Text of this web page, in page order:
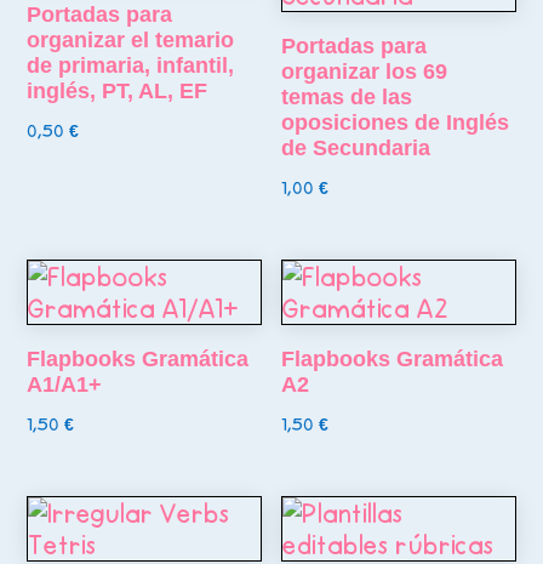
Portadas para
organizar el temario
de primaria, infantil,
inglés, PT, AL, EF
0,50€
Portadas para
organizar los 69
temas de las
oposiciones de Inglés
de Secundaria
1,00€
Flapbooks Gramática
A1/A1+
1,50€
Flapbooks Gramática
A2
1,50€